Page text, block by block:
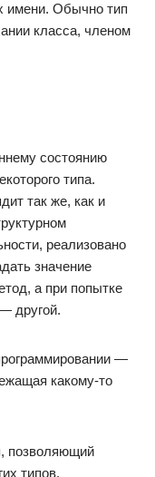
имени. Обычно тип
класса, членом
состоянию
типа.
так же, как и
реализовано
значение
а при попытке
другой.
—
какому-то
позволяющий
типов.